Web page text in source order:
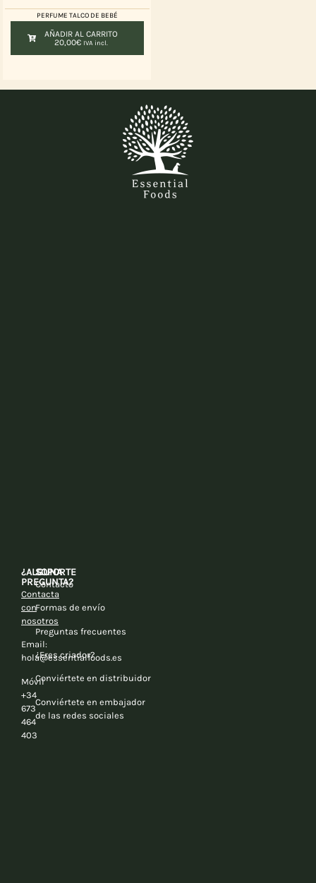
PERFUME TALCO DE BEBÉ
AÑADIR AL CARRITO
20,00€ IVA incl.
¿ALGUNA
PREGUNTA?
Contacta
con
nosotros
Email:
hola@essentialfoods.es
Móvil
+34
673
464
403
SOPORTE
Contacto
Formas de envío
Preguntas frecuentes
¿Eres criador?
Conviértete en distribuidor
Conviértete en embajador
de las redes sociales